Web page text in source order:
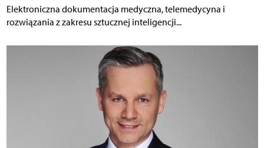
Elektroniczna dokumentacja medyczna, telemedycyna i
rozwiązania z zakresu sztucznej inteligencji...